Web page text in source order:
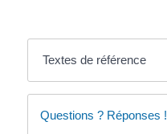
Textes de référence
Questions ? Réponses !